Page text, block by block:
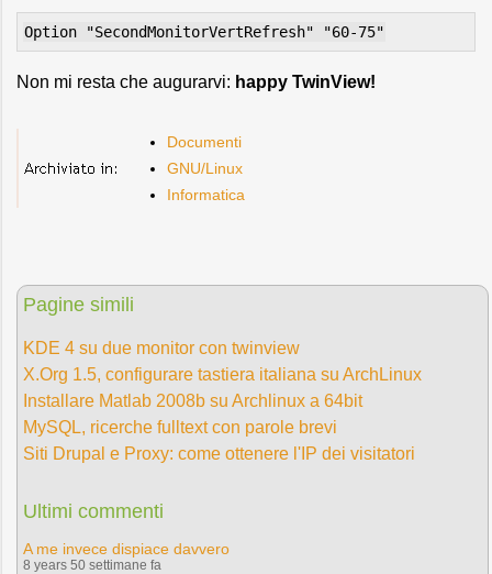
Option "SecondMonitorVertRefresh" "60-75"
Non mi resta che augurarvi: happy TwinView!
Documenti
GNU/Linux
Informatica
Pagine simili
KDE 4 su due monitor con twinview
X.Org 1.5, configurare tastiera italiana su ArchLinux
Installare Matlab 2008b su Archlinux a 64bit
MySQL, ricerche fulltext con parole brevi
Siti Drupal e Proxy: come ottenere l'IP dei visitatori
Ultimi commenti
A me invece dispiace davvero
8 years 50 settimane fa